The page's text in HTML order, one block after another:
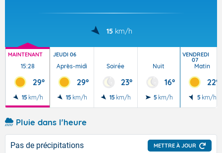
15 km/h
MAINTENANT
15:28
29°
15 km/h
JEUDI 06
Après-midi
29°
15 km/h
Soirée
23°
15 km/h
Nuit
16°
5 km/h
VENDREDI
07
Matin
22°
5 km/h
Pluie dans l'heure
Pas de précipitations METTRE À JOUR